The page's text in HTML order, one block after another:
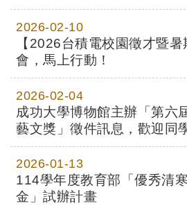
國科會專題研究計畫成果發
師生踴躍投稿。
2026-02-10
【2026台積電校園徵才暨
會，馬上行動！
2026-02-04
成功大學博物館主辦「第六
藝文獎」徵件訊息，歡迎同
附件。
2026-01-13
114學年度教育部「優秀清
金」試辦計畫